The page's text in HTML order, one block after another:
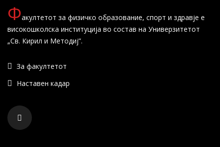
Факултетот за физичко образование, спорт и здравје е
високошколска институција во состав на Универзитетот
„Св. Кирил и Методиј”.
За факултетот
Наставен кадар